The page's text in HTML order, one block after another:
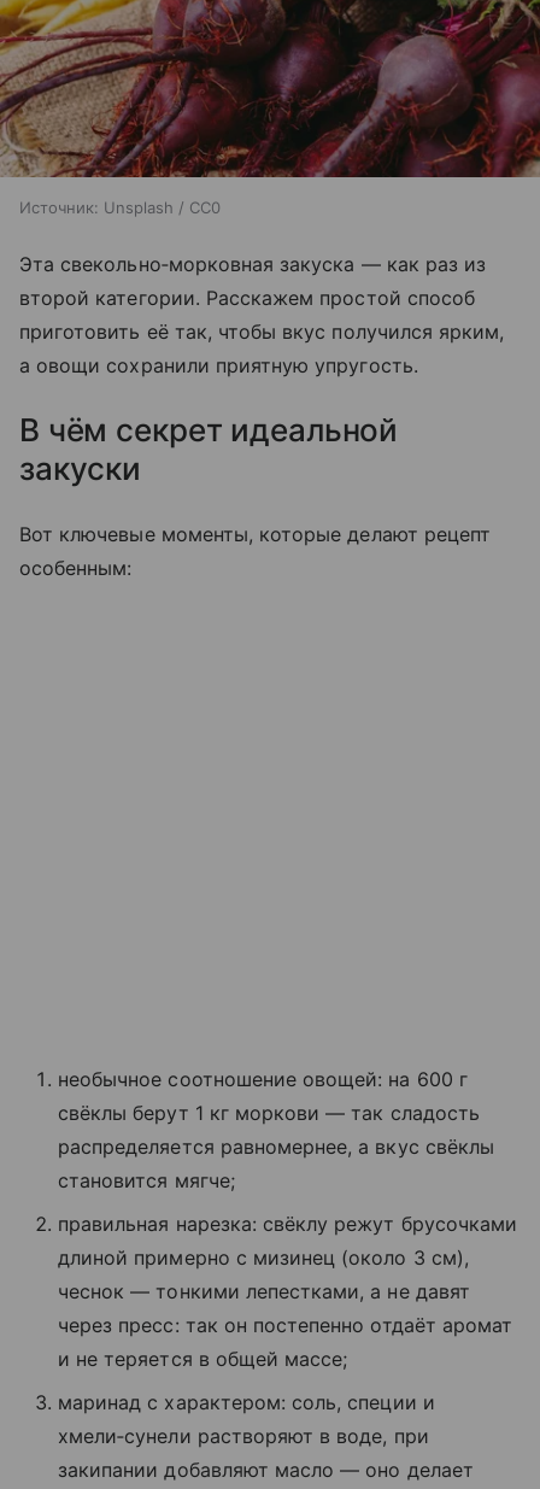
Источник: Unsplash / CC0
Эта свекольно‑морковная закуска — как раз из
второй категории. Расскажем простой способ
приготовить её так, чтобы вкус получился ярким,
а овощи сохранили приятную упругость.
В чём секрет идеальной
закуски
Вот ключевые моменты, которые делают рецепт
особенным:
необычное соотношение овощей: на 600 г
свёклы берут 1 кг моркови — так сладость
распределяется равномернее, а вкус свёклы
становится мягче;
правильная нарезка: свёклу режут брусочками
длиной примерно с мизинец (около 3 см),
чеснок — тонкими лепестками, а не давят
через пресс: так он постепенно отдаёт аромат
и не теряется в общей массе;
маринад с характером: соль, специи и
хмели‑сунели растворяют в воде, при
закипании добавляют масло — оно делает